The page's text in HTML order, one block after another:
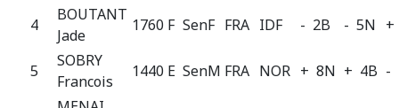
4
BOUTANT
Jade
1760 F SenF FRA IDF - 2B - 5N
5
SOBRY
Francois
1440 E SenM FRA NOR + 8N + 4B -